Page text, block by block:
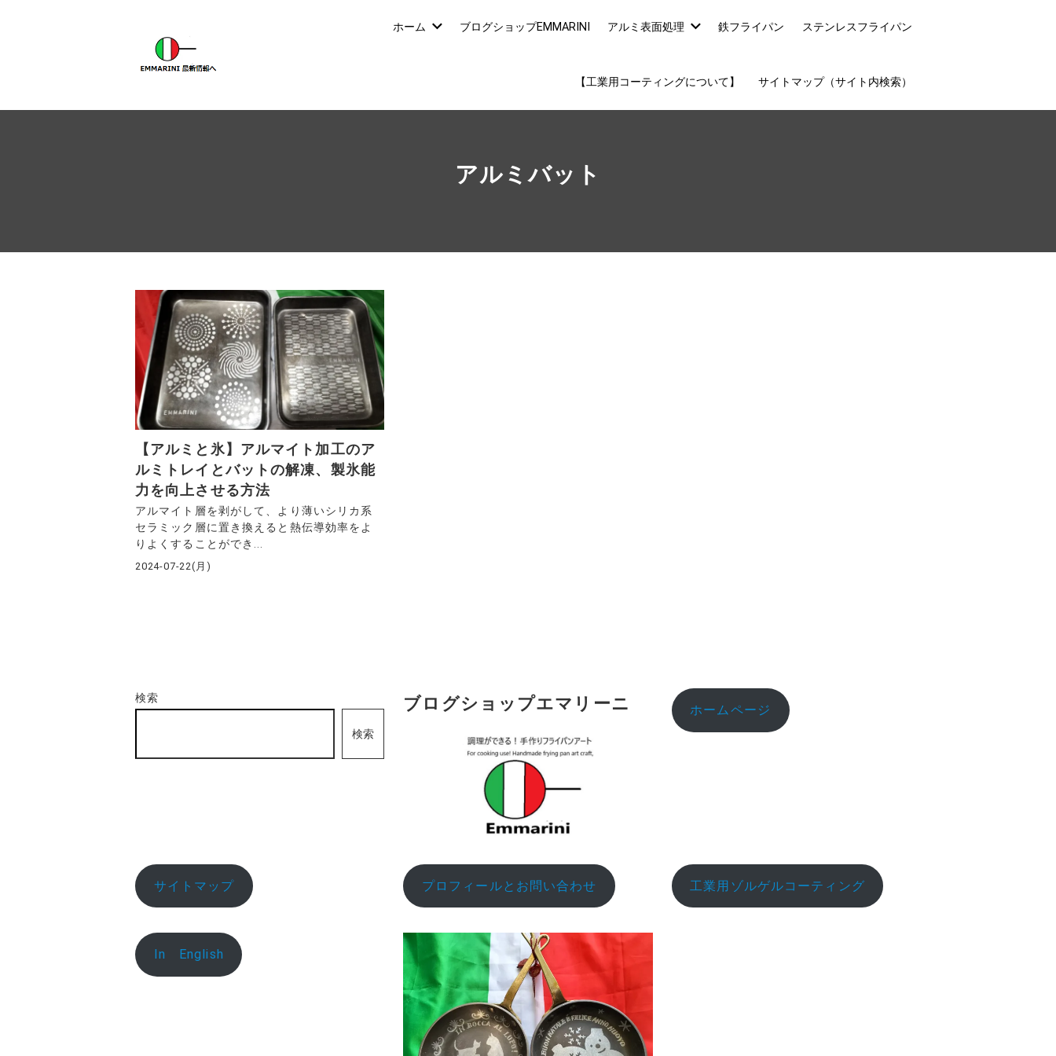
ホーム ブログショップEMMARINI アルミ表面処理 鉄フライパン ステンレスフライパン
【工業用コーティングについて】 サイトマップ（サイト内検索）
アルミバット
【アルミと氷】アルマイト加工のア
ルミトレイとバットの解凍、製氷能
力を向上させる方法
アルマイト層を剥がして、より薄いシリカ系
セラミック層に置き換えると熱伝導効率をよ
りよくすることができ...
2024-07-22(月)
検索
検索
ブログショップエマリーニ ホームページ
サイトマップ プロフィールとお問い合わせ 工業用ゾルゲルコーティング
In English